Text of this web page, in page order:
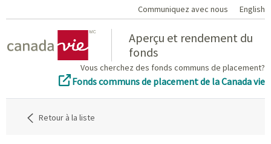
Communiquez avec nous English
Aperçu et rendement du
fonds
Vous cherchez des fonds communs de placement?
Fonds communs de placement de la Canada vie
Retour à la liste